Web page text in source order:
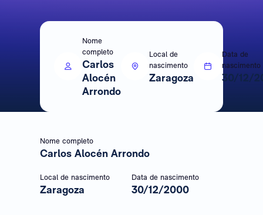
Nome
completo
Carlos
Alocén
Arrondo
Local de
nascimento
Zaragoza
Data de
nascimento
30/12/
Nome completo
Carlos Alocén Arrondo
Local de nascimento
Zaragoza
Data de nascimento
30/12/2000